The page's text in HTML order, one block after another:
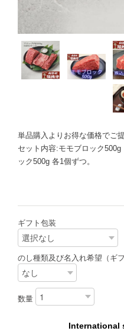
単品購入よりお得な価格でご
セット内容:モモブロック
ック500g 各1個ずつ。
ギフト包装
のし種類及び名入れ希望（ギ
数量
International